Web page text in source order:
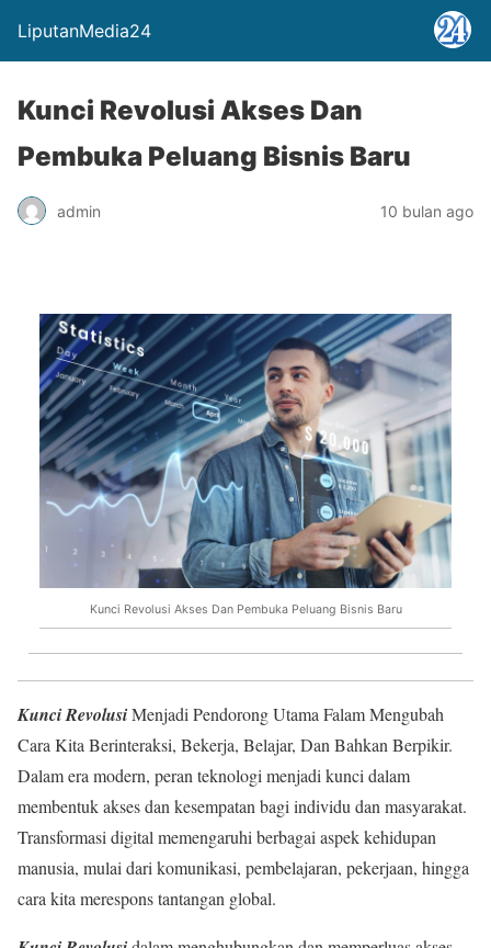
LiputanMedia24
Kunci Revolusi Akses Dan
Pembuka Peluang Bisnis Baru
admin 10 bulan ago
Kunci Revolusi Akses Dan Pembuka Peluang Bisnis Baru
Kunci RevolusiMenjadi Pendorong Utama Falam Mengubah
Cara Kita Berinteraksi, Bekerja, Belajar, Dan Bahkan Berpikir.
Dalam era modern, peran teknologi menjadi kunci dalam
membentuk akses dan kesempatan bagi individu dan masyarakat.
Transformasi digital memengaruhi berbagai aspek kehidupan
manusia, mulai dari komunikasi, pembelajaran, pekerjaan, hingga
cara kita merespons tantangan global.